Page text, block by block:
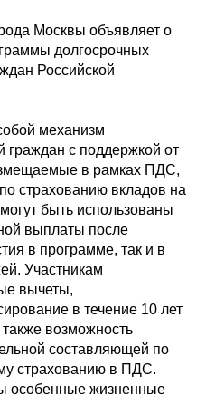
Москвы объявляет о
долгосрочных
Российской
механизм
с поддержкой от
в рамках ПДС,
страхованию вкладов на
быть использованы
выплаты после
в программе, так и в
Участникам
вычеты,
в течение 10 лет
возможность
составляющей по
страхованию в ПДС.
особенные жизненные